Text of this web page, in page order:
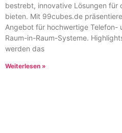
bestrebt, innovative Lösungen für
bieten. Mit 99cubes.de
Angebot für hochwertige Telefon-
Raum-in-Raum-Systeme.
werden das
Weiterlesen »